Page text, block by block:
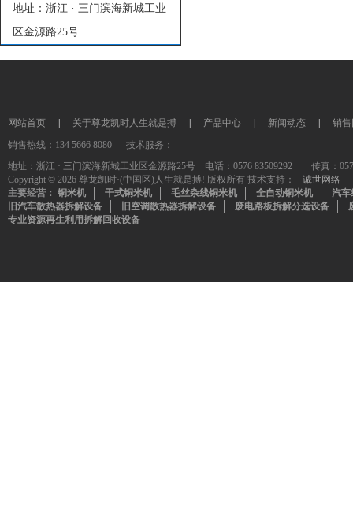
地址： 浙江 · 三门滨海新城工业
区金源路25号
网站首页 关于尊龙凯时人生就是搏 产品中心 新闻动态
销
销售热线：134 5666 8080 技术服务：
地址：浙江 · 三门滨海新城工业区金源路25号 电话：0576 83509292 传真：
Copyright © 2026 尊龙凯时·(中国区)人生就是搏! 版权所有 技术支持：
诚世网络
主要经营： 铜米机 干式铜米机 毛丝杂线铜米机 全自动铜米机
汽车
旧汽车散热器拆解设备
旧空调散热器拆解设备 废电路板拆解分选设备
专业资源再生利用拆解回收设备